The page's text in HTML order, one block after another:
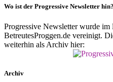
Wo ist der Progressive Newsletter hin?
Progressive Newsletter wurde im
BetreutesProggen.de vereinigt.
weiterhin als Archiv hier:
Archiv